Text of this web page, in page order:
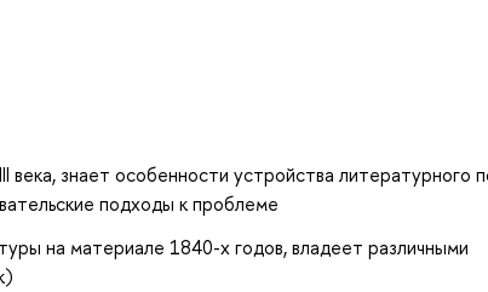
знает особенности устройства литературного
подходы к проблеме
на материале 1840-х годов, владеет различными